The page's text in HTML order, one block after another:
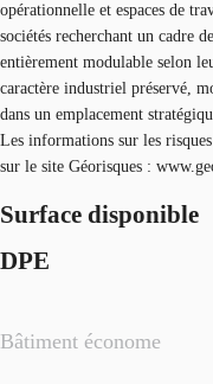
opérationnelle et espaces de
sociétés recherchant un cadre
entièrement modulable selon
caractère industriel préservé,
dans un emplacement
Les informations sur les
sur le site Géorisques :
Surface disponible
DPE
Bâtiment économe